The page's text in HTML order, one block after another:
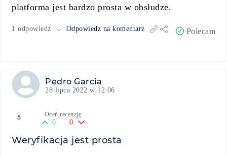
platforma jest bardzo prosta w obsłudze.
1 odpowiedź Odpowiedz na komentarz Polecam
Pedro Garcia
28 lipca 2022 w 12:06
5 Oceń recenzję
0 0
Weryfikacja jest prosta